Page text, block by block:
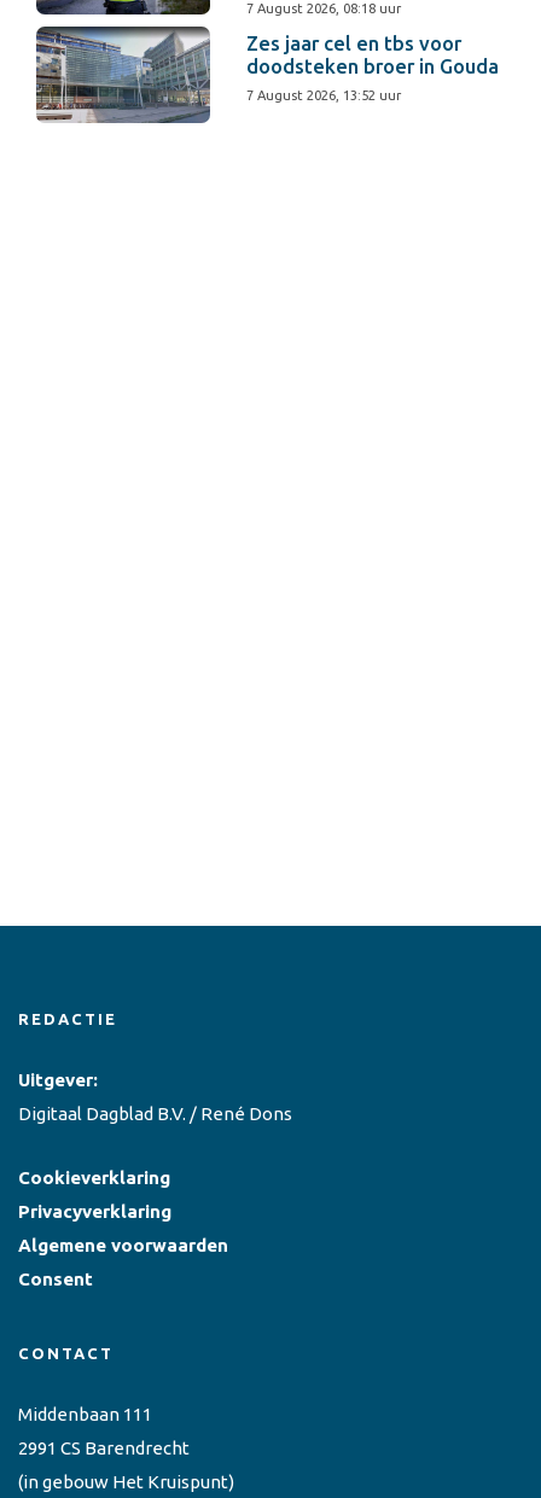
7 August 2026, 08:18 uur
Zes jaar cel en tbs voor
doodsteken broer in Gouda
7 August 2026, 13:52 uur
REDACTIE
Uitgever:
Digitaal Dagblad B.V. / René Dons
Cookieverklaring
Privacyverklaring
Algemene voorwaarden
Consent
CONTACT
Middenbaan 111
2991 CS Barendrecht
(in gebouw Het Kruispunt)